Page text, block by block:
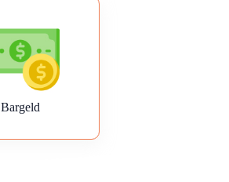
Bargeld